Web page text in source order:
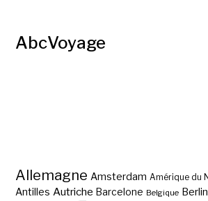
AbcVoyage
Allemagne Amsterdam Amérique du
Antilles Autriche Barcelone Belgique Berlin